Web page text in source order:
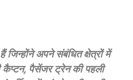
अपने संबंधित क्षेत्रों में
कैप्टन, पैसेंजर ट्रेन की पहली